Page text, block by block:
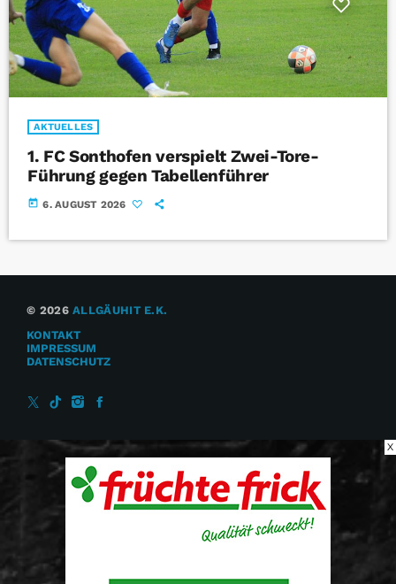
AKTUELLES
1. FC Sonthofen verspielt Zwei-Tore-
Führung gegen Tabellenführer
today 6. AUGUST 2026
© 2026ALLGÄUHIT E.K.
KONTAKT
IMPRESSUM
DATENSCHUTZ
X